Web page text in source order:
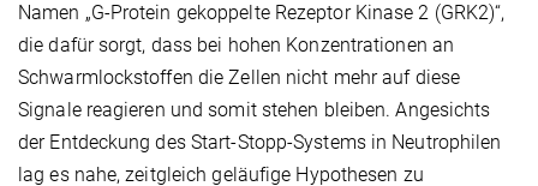
Namen „G-Protein gekoppelte Rezeptor Kinase 2 (GRK2)“,
die dafür sorgt, dass bei hohen Konzentrationen an
Schwarmlockstoffen die Zellen nicht mehr auf diese
Signale reagieren und somit stehen bleiben. Angesichts
der Entdeckung des Start-Stopp-Systems in Neutrophilen
lag es nahe, zeitgleich geläufige Hypothesen zu